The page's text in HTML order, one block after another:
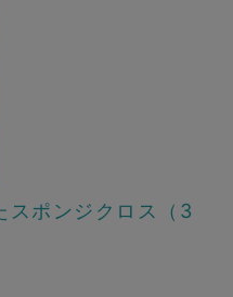
スポンジクロス（3